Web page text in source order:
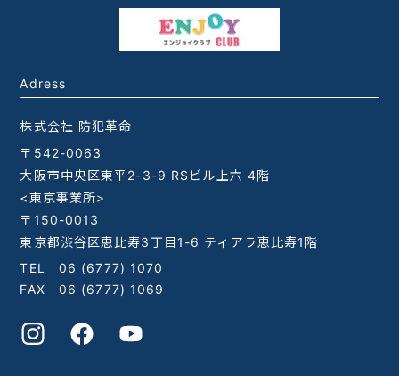
Adress
株式会社 防犯革命
〒542-0063
大阪市中央区東平2-3-9 RSビル上六 4階
<東京事業所>
〒150-0013
東京都渋谷区恵比寿3丁目1-6 ティアラ恵比寿1階
TEL 06 (6777) 1070
FAX 06 (6777) 1069